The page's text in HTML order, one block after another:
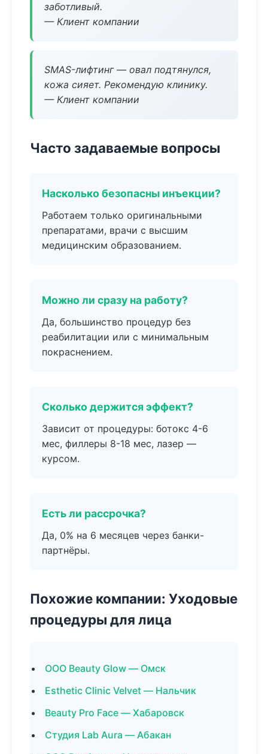
заботливый.
— Клиент компании
SMAS-лифтинг — овал подтянулся,
кожа сияет. Рекомендую клинику.
— Клиент компании
Часто задаваемые вопросы
Насколько безопасны инъекции?
Работаем только оригинальными
препаратами, врачи с высшим
медицинским образованием.
Можно ли сразу на работу?
Да, большинство процедур без
реабилитации или с минимальным
покраснением.
Сколько держится эффект?
Зависит от процедуры: ботокс 4-6
мес, филлеры 8-18 мес, лазер —
курсом.
Есть ли рассрочка?
Да, 0% на 6 месяцев через банки-
партнёры.
Похожие компании: Уходовые
процедуры для лица
ООО Beauty Glow — Омск
Esthetic Clinic Velvet — Нальчик
Beauty Pro Face — Хабаровск
Студия Lab Aura — Абакан